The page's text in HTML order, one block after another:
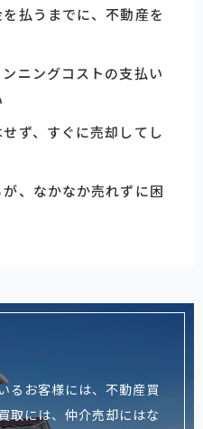
払うまでに、不動産を
ニングコストの支払い
ず、すぐに売却してし
、なかなか売れずに困
るお客様には、不動産買
取には、仲介売却にはな